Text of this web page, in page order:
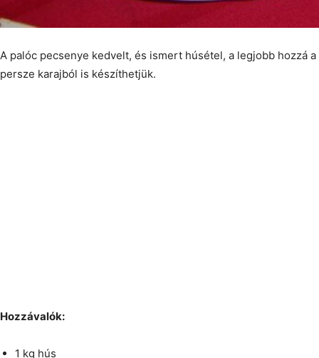
A palóc pecsenye kedvelt, és ismert húsétel, a legjobb hozzá
persze karajból is készíthetjük.
Hozzávalók:
1 kg hús